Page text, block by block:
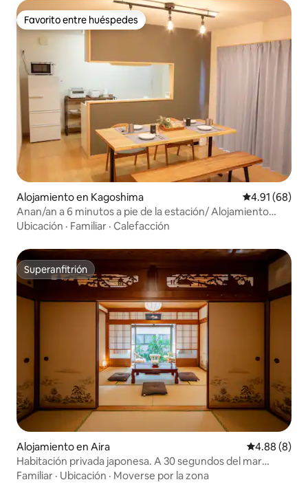
Favorito entre huéspedes
Favorito entre huéspedes
Alojamiento en Kagoshima Calificación
4.91 (68)
Anan/an a 6 minutos a pie de la estación/ Alojamiento
familiar
Ubicación · Familiar · Calefacción
Superanfitrión
Superanfitrión
Alojamiento en Aira Calificación
4.88 (8)
Habitación privada japonesa. A 30 segundos del mar
donde se puede ver el volcán. Barbacoa en el jardín.
Familiar · Ubicación · Moverse por la zona